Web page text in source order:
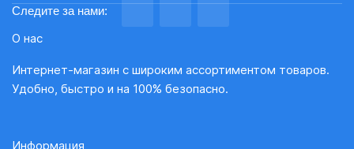
Следите за нами:
О нас
Интернет-магазин с широким ассортиментом товаров.
Удобно, быстро и на 100% безопасно.
Информация